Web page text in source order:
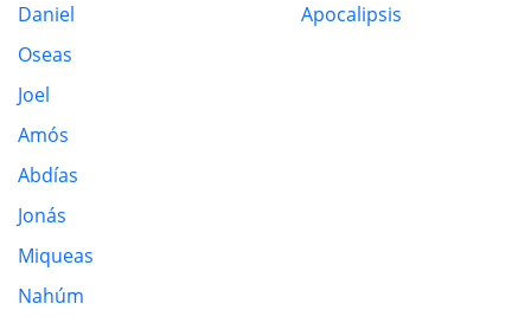
Daniel
Oseas
Joel
Amós
Abdías
Jonás
Miqueas
Nahúm
Apocalipsis